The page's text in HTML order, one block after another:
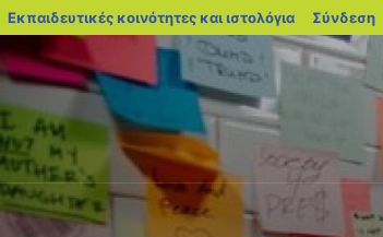
Εκπαιδευτικές κοινότητες και ιστολόγια Σύνδεση